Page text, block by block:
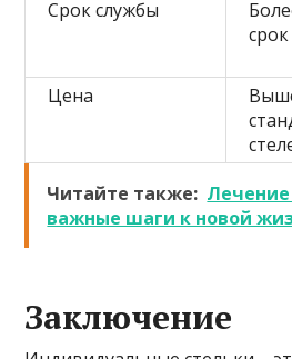
Срок службы
Цена
Читайте также:
важные шаги к новой
Заключение